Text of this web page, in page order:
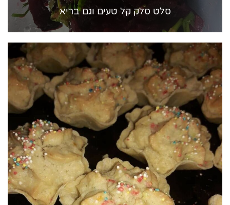
סלט סלק קל טעים וגם בריא